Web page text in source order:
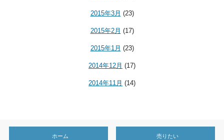
2015年3月 (23)
2015年2月 (17)
2015年1月 (23)
2014年12月 (17)
2014年11月 (14)
ホーム 売りたい